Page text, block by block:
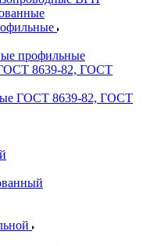
профильные
8639-82, ГОСТ
ГОСТ 8639-82, ГОСТ